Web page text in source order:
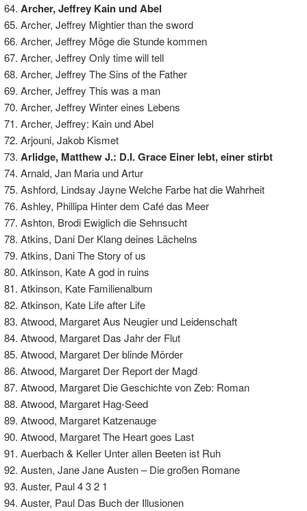
Archer, Jeffrey Kain und Abel
Archer, Jeffrey Mightier than the sword
Archer, Jeffrey Möge die Stunde kommen
Archer, Jeffrey Only time will tell
Archer, Jeffrey The Sins of the Father
Archer, Jeffrey This was a man
Archer, Jeffrey Winter eines Lebens
Archer, Jeffrey: Kain und Abel
Arjouni, Jakob Kismet
Arlidge, Matthew J.: D.I. Grace Einer lebt, einer stirbt
Arnald, Jan Maria und Artur
Ashford, Lindsay Jayne Welche Farbe hat die Wahrheit
Ashley, Phillipa Hinter dem Café das Meer
Ashton, Brodi Ewiglich die Sehnsucht
Atkins, Dani Der Klang deines Lächelns
Atkins, Dani The Story of us
Atkinson, Kate A god in ruins
Atkinson, Kate Familienalbum
Atkinson, Kate Life after Life
Atwood, Margaret Aus Neugier und Leidenschaft
Atwood, Margaret Das Jahr der Flut
Atwood, Margaret Der blinde Mörder
Atwood, Margaret Der Report der Magd
Atwood, Margaret Die Geschichte von Zeb: Roman
Atwood, Margaret Hag-Seed
Atwood, Margaret Katzenauge
Atwood, Margaret The Heart goes Last
Auerbach & Keller Unter allen Beeten ist Ruh
Austen, Jane Jane Austen – Die großen Romane
Auster, Paul 4 3 2 1
Auster, Paul Das Buch der Illusionen